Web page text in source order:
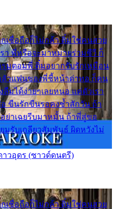
เชื่อถือก็ไม่กล้า ติ๋มใช่คนสวย
า พี่หรือจะมาหมายร่วมชีวี ก็
มตอมพี่ ติ๋มอยากรับรักเหมือน
ลัวแฟนของพี่ชี้หน้าด่าทอ ก็คน
มได้ง่ายๆเลยหนอ แค่ตัวเรา
ขืนรักขืนรอคงช้ำสักวัน ถ้า
ย่าเฉยรีบมาหมั้น ถ้าพี่สู่ขอ
มรับเกลียวสัมพันธ์ ผิดหวังไม่
วอุดร (ซาวด์ดนตรี)
เชื่อถือก็ไม่กล้า ติ๋มใช่คนสวย